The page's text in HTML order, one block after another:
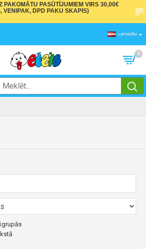
PAKOMĀTU PASŪTĪJUMIEM VIRS 30,00€
VENIPAK, DPD PAKU SKAPIS)
LATVIEŠU
0